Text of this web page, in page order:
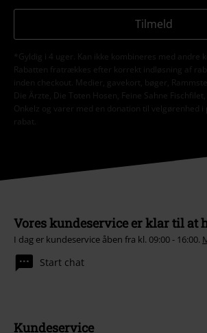
Tilmeld
*Gyldig i 4 uger. Kan ikke kombineres med andre
Rabatten fratrækkes efter korrekt indløsning af
inden checkout. Medier, gavekort, bøger,
Die Ärzte, Die Toten Hosen, Feine Sahne
Onkelz og varer med en donation til velgørenhed
rabat.
Vores kundeservice er klar til at
I dag er kundeservice åben fra kl. 09:00 - 16:00.
Start chat
Kundeservice